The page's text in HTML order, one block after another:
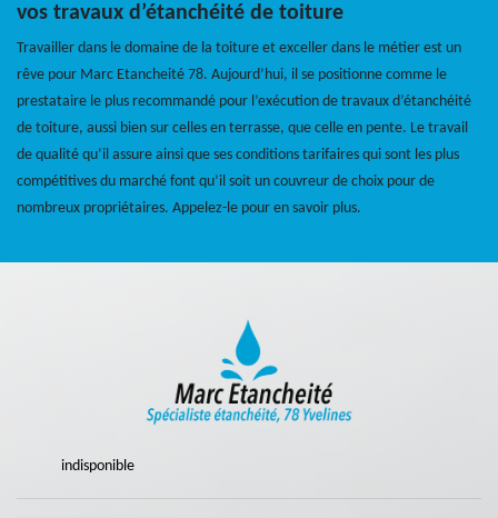
vos travaux d’étanchéité de toiture
Travailler dans le domaine de la toiture et exceller dans le métier est un
rêve pour Marc Etancheité 78. Aujourd’hui, il se positionne comme le
prestataire le plus recommandé pour l’exécution de travaux d’étanchéité
de toiture, aussi bien sur celles en terrasse, que celle en pente. Le travail
de qualité qu’il assure ainsi que ses conditions tarifaires qui sont les plus
compétitives du marché font qu’il soit un couvreur de choix pour de
nombreux propriétaires. Appelez-le pour en savoir plus.
indisponible